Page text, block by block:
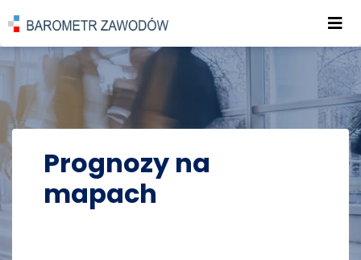
POWRÓT DO STRONY GŁÓWNEJ
PROGNOZY PROGNOZY NA MAPACH
Prognozy na
mapach